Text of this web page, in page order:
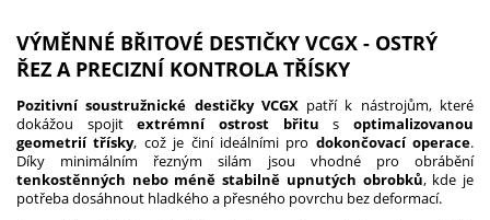
VÝMĚNNÉ BŘITOVÉ DESTIČKY VCGX - OSTRÝ
ŘEZ A PRECIZNÍ KONTROLA TŘÍSKY
Pozitivní soustružnické destičky VCGXpatří k nástrojům, které
dokážou spojitextrémní ostrost břitu soptimalizovanou
geometrií třísky, což je činí ideálními pro dokončovací operace.
Díky minimálním řezným silám jsou vhodné pro obrábění
tenkostěnných nebo méně stabilně upnutých obrobků, kde je
potřeba dosáhnout hladkého a přesného povrchu bez deformací.